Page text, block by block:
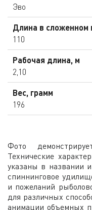
Эво
Длина в сложенном
110
Рабочая длина, м
2,10
Вес, грамм
196
Фото
Технические
указаны в названии
спиннинговое
и пожеланий
для различных
анимации объемных